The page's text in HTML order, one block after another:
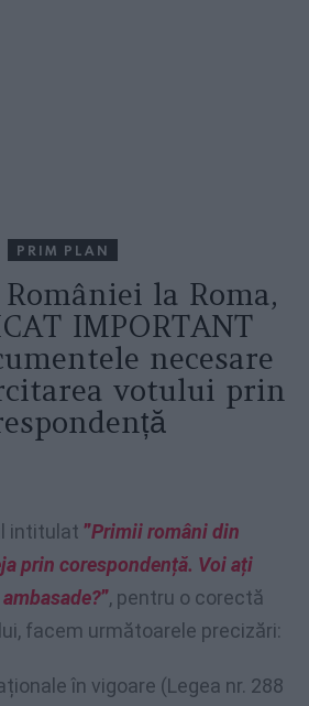
PRIM PLAN
la Roma,
IMPORTANT
necesare
votului prin
intitulat ”Primii români din
prin corespondență. Voi ați
”, pentru o corectă
facem următoarele precizări:
în vigoare (Legea nr. 288